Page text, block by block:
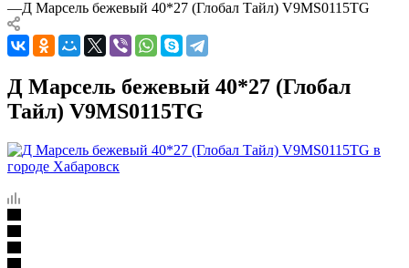
—Д Марсель бежевый 40*27 (Глобал Тайл) V9MS0115TG
Д Марсель бежевый 40*27 (Глобал
Тайл) V9MS0115TG